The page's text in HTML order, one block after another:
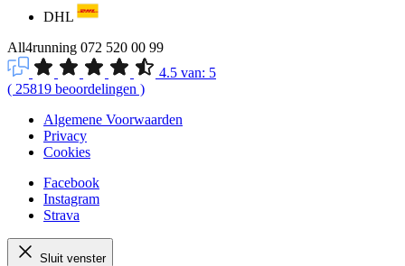
DHL
All4running 072 520 00 99
4.5 van: 5
( 25819 beoordelingen )
Algemene Voorwaarden
Privacy
Cookies
Facebook
Instagram
Strava
Sluit venster